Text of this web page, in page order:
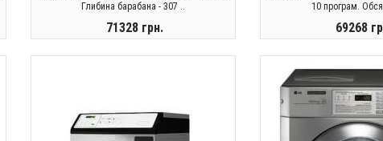
Глибина барабана - 307 ..
71328 грн.
10 програм.
69268